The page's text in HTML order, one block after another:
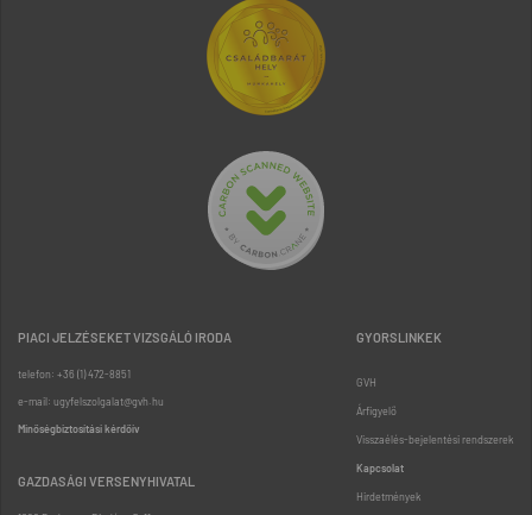
PIACI JELZÉSEKET VIZSGÁLÓ IRODA
telefon: +36 (1) 472-8851
e-mail: ugyfelszolgalat@gvh.hu
Minőségbiztosítási kérdőív
GAZDASÁGI VERSENYHIVATAL
GYORSLINKEK
GVH
Árfigyelő
Visszaélés-bejelentési rendszerek
Kapcsolat
Hirdetmények